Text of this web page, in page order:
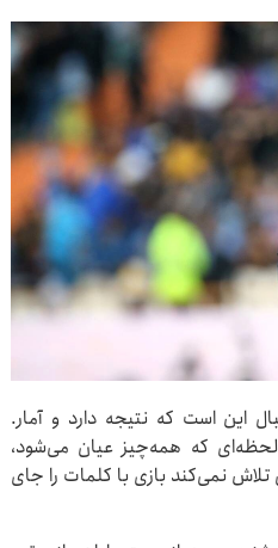
این است که نتیجه دارد و آمار.
لحظه‌ای که همه‌چیز عیان می‌شود،
نمی‌کند بازی با کلمات را جای